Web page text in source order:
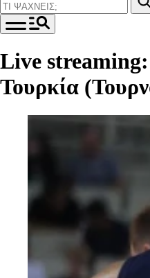
Live
Τουρκία